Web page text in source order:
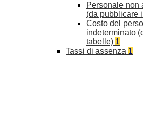
Personale non
(da pubblicare
Costo del
indeterminato
tabelle) 1
Tassi di assenza 1